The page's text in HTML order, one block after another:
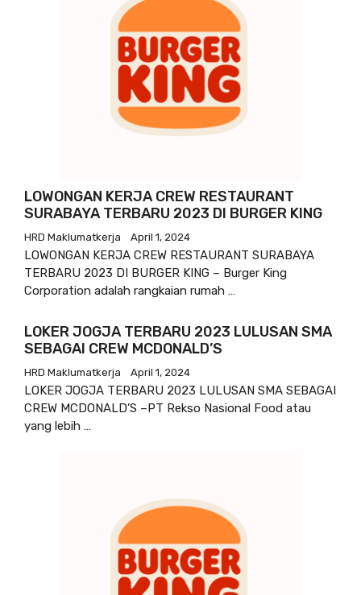
LOWONGAN KERJA CREW RESTAURANT
SURABAYA TERBARU 2023 DI BURGER KING
HRD Maklumatkerja April 1, 2024
LOWONGAN KERJA CREW RESTAURANT SURABAYA
TERBARU 2023 DI BURGER KING – Burger King
Corporation adalah rangkaian rumah …
LOKER JOGJA TERBARU 2023 LULUSAN SMA
SEBAGAI CREW MCDONALD’S
HRD Maklumatkerja April 1, 2024
LOKER JOGJA TERBARU 2023 LULUSAN SMA SEBAGAI
CREW MCDONALD’S –PT Rekso Nasional Food atau
yang lebih …